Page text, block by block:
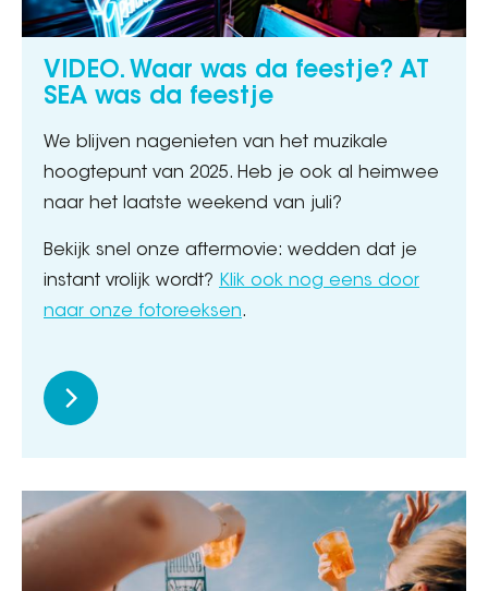
VIDEO. Waar was da feestje? AT
SEA was da feestje
We blijven nagenieten van het muzikale
hoogtepunt van 2025. Heb je ook al heimwee
naar het laatste weekend van juli?
Bekijk snel onze aftermovie: wedden dat je
instant vrolijk wordt? Klik ook nog eens door
naar onze fotoreeksen.